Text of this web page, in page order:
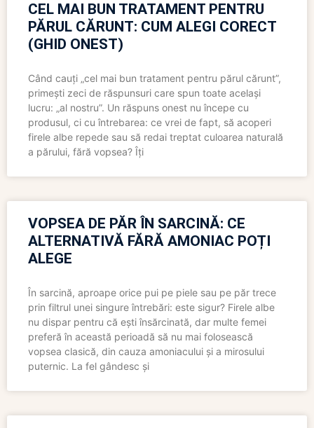
CEL MAI BUN TRATAMENT PENTRU
PĂRUL CĂRUNT: CUM ALEGI CORECT
(GHID ONEST)
Când cauți „cel mai bun tratament pentru părul cărunt”,
primești zeci de răspunsuri care spun toate același
lucru: „al nostru”. Un răspuns onest nu începe cu
produsul, ci cu întrebarea: ce vrei de fapt, să acoperi
firele albe repede sau să redai treptat culoarea naturală
a părului, fără vopsea? Îți
VOPSEA DE PĂR ÎN SARCINĂ: CE
ALTERNATIVĂ FĂRĂ AMONIAC POȚI
ALEGE
În sarcină, aproape orice pui pe piele sau pe păr trece
prin filtrul unei singure întrebări: este sigur? Firele albe
nu dispar pentru că ești însărcinată, dar multe femei
preferă în această perioadă să nu mai folosească
vopsea clasică, din cauza amoniacului și a mirosului
puternic. La fel gândesc și